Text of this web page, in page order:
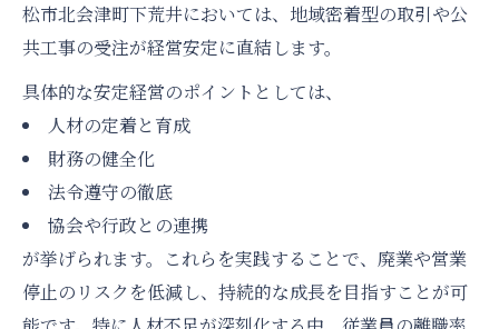
松市北会津町下荒井においては、地域密着型の取引や公
共工事の受注が経営安定に直結します。
具体的な安定経営のポイントとしては、
人材の定着と育成
財務の健全化
法令遵守の徹底
協会や行政との連携
が挙げられます。これらを実践することで、廃業や営業
停止のリスクを低減し、持続的な成長を目指すことが可